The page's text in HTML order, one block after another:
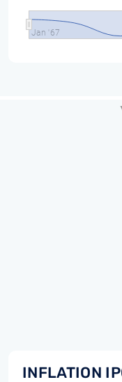
Jan '67
INFLATION